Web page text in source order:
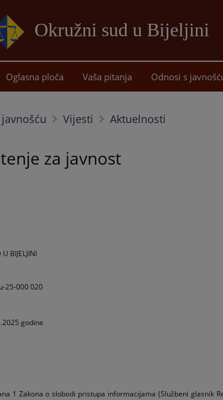
Okružni sud u Bijeljini
Oglasna ploča Vaša pitanja Odnosi s
Vijesti Aktuelnosti
za javnost
BIJELJINI
25-000 020
godine
1 Zakona o slobodi pristupa informacijama (Službeni glasnik